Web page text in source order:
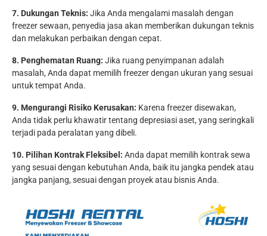
7. Dukungan Teknis: Jika Anda mengalami masalah dengan
freezer sewaan, penyedia jasa akan memberikan dukungan teknis
dan melakukan perbaikan dengan cepat.
8. Penghematan Ruang: Jika ruang penyimpanan adalah
masalah, Anda dapat memilih freezer dengan ukuran yang sesuai
untuk tempat Anda.
9. Mengurangi Risiko Kerusakan: Karena freezer disewakan,
Anda tidak perlu khawatir tentang depresiasi aset, yang seringkali
terjadi pada peralatan yang dibeli.
10. Pilihan Kontrak Fleksibel: Anda dapat memilih kontrak sewa
yang sesuai dengan kebutuhan Anda, baik itu jangka pendek atau
jangka panjang, sesuai dengan proyek atau bisnis Anda.